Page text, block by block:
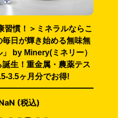
習慣！＞ミネラルならこ
日が輝き始める無味無
by Minery(ミネリー）
生！重金属・農薬テス
3.5ヶ月分でお得!
(税込)